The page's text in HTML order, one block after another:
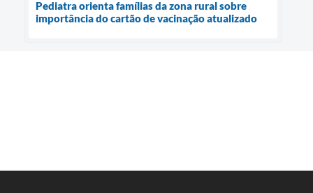
Pediatra orienta famílias da zona rural sobre
importância do cartão de vacinação atualizado